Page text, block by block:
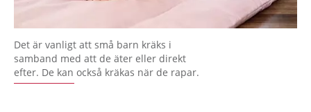
Det är vanligt att små barn kräks i
samband med att de äter eller direkt
efter. De kan också kräkas när de rapar.